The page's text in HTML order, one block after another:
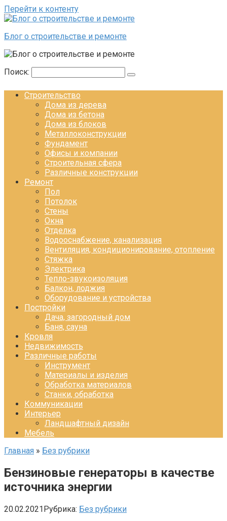
Перейти к контенту
Блог о строительстве и ремонте
Поиск:
Строительство
Дома из дерева
Дома из бетона
Дома из блоков
Металлоконструкции
Фундамент
Офисы и компании
Строительная сфера
Различные конструкции
Ремонт
Пол
Потолок
Стены
Окна
Отделка
Водооснабжение, канализация
Вентиляция, кондиционирование, отопление
Стяжка
Электрика
Тепло-звукоизоляция
Балкон, лоджия
Оборудование и устройства
Постройки
Дача, загородный дом
Баня, сауна
Кровля
Недвижимость
Различные работы
Инструмент
Материалы и изделия
Обработка материалов
Станки, обработка
Коммуникации
Интерьер
Ландшафтный дизайн
Мебель
Главная » Без рубрики
Бензиновые генераторы в качестве
источника энергии
20.02.2021Рубрика: Без рубрики